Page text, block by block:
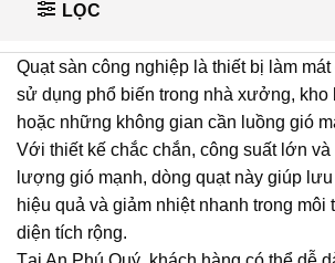
LỌC
Quạt sàn công nghiệp là thiết bị làm
sử dụng phổ biến trong nhà xưởng, kho
hoặc những không gian cần luồng gió
Với thiết kế chắc chắn, công suất lớn
lượng gió mạnh, dòng quạt này giúp
hiệu quả và giảm nhiệt nhanh trong
diện tích rộng.